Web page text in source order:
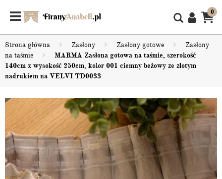
0
Strona główna Zasłony Zasłony gotowe
Zasłony
na taśmie
MARMA Zasłona gotowa na taśmie, szerokość
140cm x wysokość 250cm, kolor 001 ciemny beżowy ze złotym
nadrukiem na VELVI TD0033